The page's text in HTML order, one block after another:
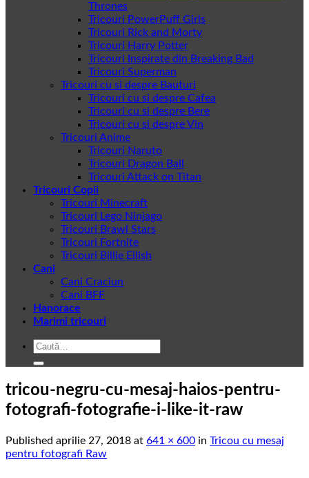
Thrones
Tricouri PowerPuff Girls
Tricouri Rick and Morty
Tricouri Harry Potter
Tricouri Inspirate din Breaking Bad
Tricouri Superman
Tricouri cu si despre Bauturi
Tricouri cu si despre Cafea
Tricouri cu si despre Bere
Tricouri cu si despre Vin
Tricouri Anime
Tricouri Naruto
Tricouri Dragon Ball
Tricouri Attack on Titan
Tricouri Copii
Tricouri Minecraft
Tricouri Lego Ninjago
Tricouri Brawl Stars
Tricouri Fortnite
Tricouri Billie Eilish
Cani
Cani Craciun
Cani BFF
Hanorace
Marimi tricouri
Caută
tricou-negru-cu-mesaj-haios-pentru-
fotografi-fotografie-i-like-it-raw
Published aprilie 27, 2018 at 641 × 600 in Tricou cu mesaj
pentru fotografi Raw